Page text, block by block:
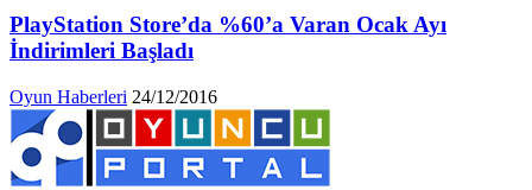
PlayStation Store’da %60’a Varan Ocak Ayı
İndirimleri Başladı
Oyun Haberleri 24/12/2016